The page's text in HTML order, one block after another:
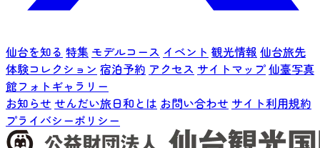
仙台を知る 特集 モデルコース イベント 観光情報 仙台旅先
体験コレクション 宿泊予約 アクセス サイトマップ仙臺写真
館フォトギャラリー
お知らせ せんだい旅日和とは お問い合わせ サイト利用規約
プライバシーポリシー